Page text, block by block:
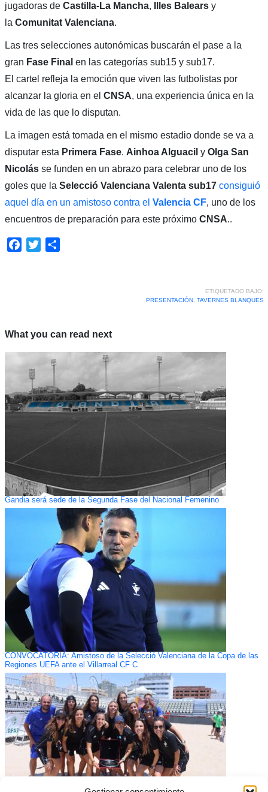
jugadoras de Castilla-La Mancha, Illes Balearsy
la Comunitat Valenciana.
Las tres selecciones autonómicas buscarán el pase a la
gran Fase Final en las categorías sub15 y sub17.
El cartel refleja la emoción que viven las futbolistas por
alcanzar la gloria en el CNSA, una experiencia única en la
vida de las que lo disputan.
La imagen está tomada en el mismo estadio donde se va a
disputar esta Primera Fase. Ainhoa Alguacil y Olga San
Nicolásse funden en un abrazo para celebrar uno de los
goles que la Selecció Valenciana Valenta sub17 consiguió
aquel día en un amistoso contra el Valencia CF, uno de los
encuentros de preparación para este próximo CNSA..
Facebook
Twitter
ETIQUETADO BAJO:
PRESENTACIÓN, TAVERNES BLANQUES
What you can read next
Gandia será sede de la Segunda Fase del Nacional Femenino
CONVOCATORIA: Amistoso de la Selecció Valenciana de la Copa de las
Regiones UEFA ante el Villarreal CF C